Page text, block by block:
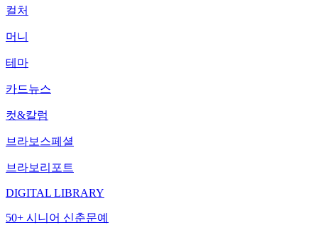
컬처
머니
테마
카드뉴스
컷&칼럼
브라보스페셜
브라보리포트
DIGITAL LIBRARY
50+ 시니어 신춘문예